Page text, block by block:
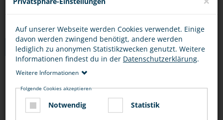
TIPPS
URHEBERRECHT IM INTERNET
Benutze nur legale Download-Portale, um dir
Auf unserer Webseite werden Cookies verwendet. Einige
davon werden zwingend benötigt, andere werden
lediglich zu anonymen Statistikzwecken genutzt. Weitere
Informationen findest du in der Datenschutzerklärung.
Weitere Informationen
Folgende Cookies akzeptieren
Notwendig Statistik